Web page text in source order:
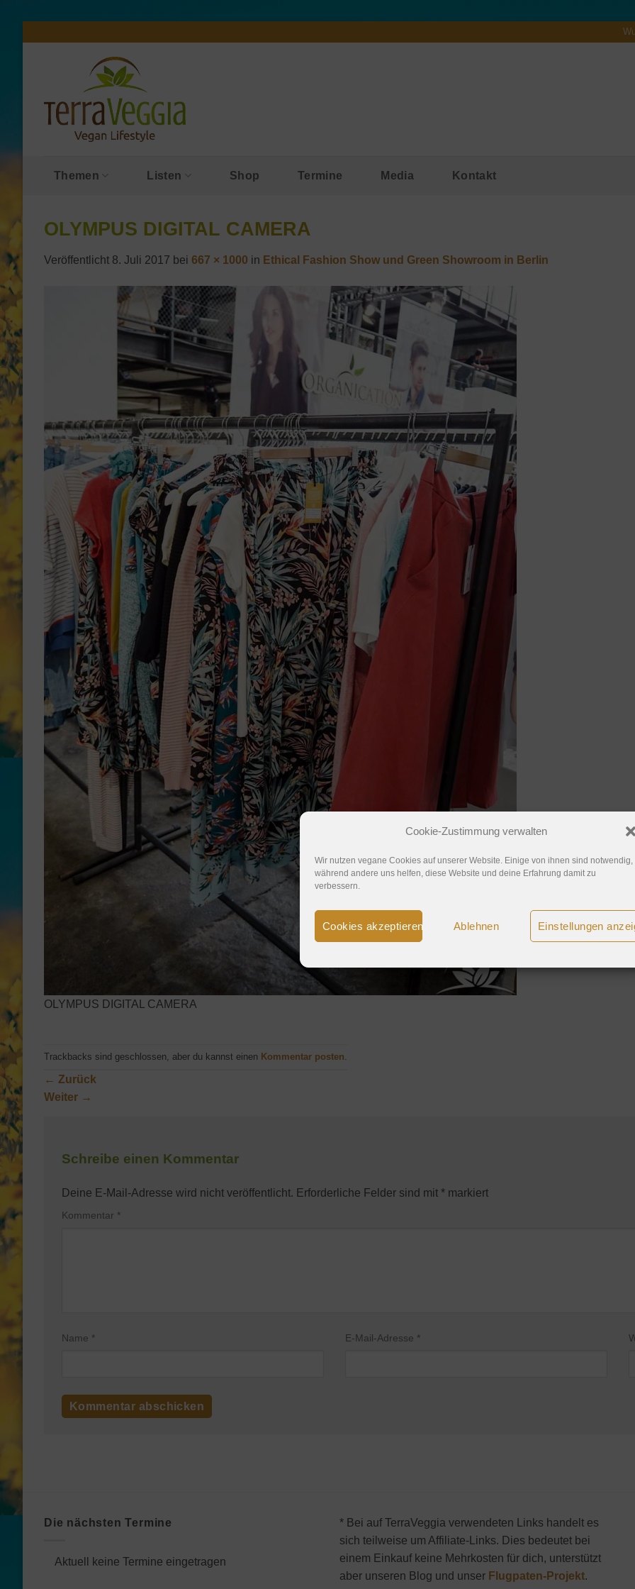
Cookie-Zustimmung verwalten
Wir nutzen vegane Cookies auf unserer Website. Einige von ihnen sind notwendig,
während andere uns helfen, diese Website und deine Erfahrung damit zu
verbessern.
Cookies akzeptieren Ablehnen Einstellungen
Themen Listen Shop Termine Media Kontakt
OLYMPUS DIGITAL CAMERA
Veröffentlicht 8. Juli 2017 bei 667 × 1000 in Ethical Fashion Show und Green Showroom in Berlin
OLYMPUS DIGITAL CAMERA
Trackbacks sind geschlossen, aber du kannst einen Kommentar posten
← Zurück
Weiter →
Schreibe einen Kommentar
Deine E-Mail-Adresse wird nicht veröffentlicht. Erforderliche Felder sind mit * markiert
Kommentar *
Name * E-Mail-Adresse *
Die nächsten Termine
Aktuell keine Termine eingetragen
* Bei auf TerraVeggia verwendeten Links handelt es
sich teilweise um Affiliate-Links. Dies bedeutet bei
einem Einkauf keine Mehrkosten für dich, unterstützt
aber unseren Blog und unser Flugpaten-Projekt.